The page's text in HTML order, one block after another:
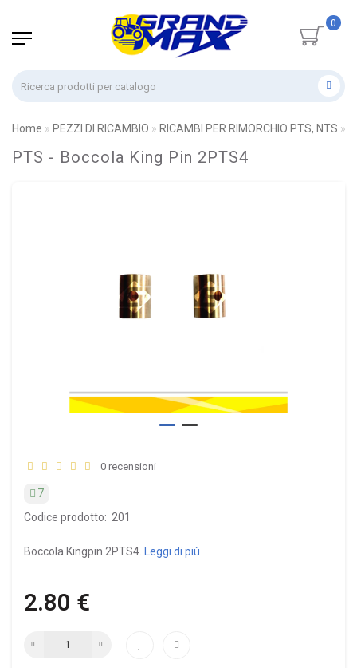
0
Home PEZZI DI RICAMBIO RICAMBI PER RIMORCHIO PTS, NTS
PTS - Boccola King Pin 2PTS4
0 recensioni
7
Codice prodotto: 201
Boccola Kingpin 2PTS4.. Leggi di più
2.80 €